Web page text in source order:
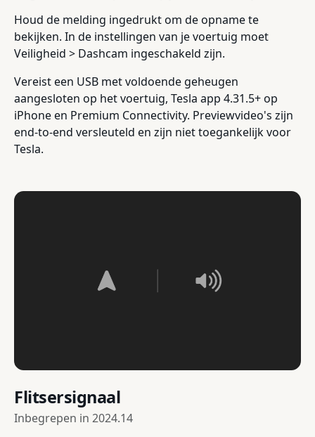
Houd de melding ingedrukt om de opname te
bekijken. In de instellingen van je voertuig moet
Veiligheid > Dashcam ingeschakeld zijn.
Vereist een USB met voldoende geheugen
aangesloten op het voertuig, Tesla app 4.31.5+ op
iPhone en Premium Connectivity. Previewvideo's zijn
end-to-end versleuteld en zijn niet toegankelijk voor
Tesla.
Flitsersignaal
Inbegrepen in 2024.14